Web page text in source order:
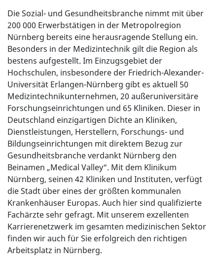
Die Sozial- und Gesundheitsbranche nimmt mit über
200 000 Erwerbstätigen in der Metropolregion
Nürnberg bereits eine herausragende Stellung ein.
Besonders in der Medizintechnik gilt die Region als
bestens aufgestellt. Im Einzugsgebiet der
Hochschulen, insbesondere der Friedrich-Alexander-
Universität Erlangen-Nürnberg gibt es aktuell 50
Medizintechnikunternehmen, 20 außeruniversitäre
Forschungseinrichtungen und 65 Kliniken. Dieser in
Deutschland einzigartigen Dichte an Kliniken,
Dienstleistungen, Herstellern, Forschungs- und
Bildungseinrichtungen mit direktem Bezug zur
Gesundheitsbranche verdankt Nürnberg den
Beinamen „Medical Valley“. Mit dem Klinikum
Nürnberg, seinen 42 Kliniken und Instituten, verfügt
die Stadt über eines der größten kommunalen
Krankenhäuser Europas. Auch hier sind qualifizierte
Fachärzte sehr gefragt. Mit unserem exzellenten
Karrierenetzwerk im gesamten medizinischen Sektor
finden wir auch für Sie erfolgreich den richtigen
Arbeitsplatz in Nürnberg.